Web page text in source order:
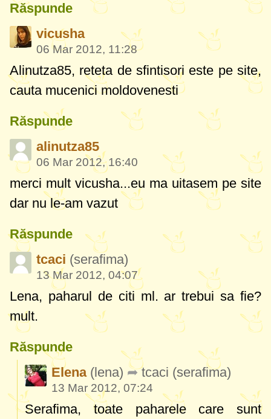
Răspunde
vicusha
06 Mar 2012, 11:28
Alinutza85, reteta de sfintisori este pe site,
cauta mucenici moldovenesti
Răspunde
alinutza85
06 Mar 2012, 16:40
merci mult vicusha...eu ma uitasem pe site
dar nu le-am vazut
Răspunde
tcaci (serafima)
13 Mar 2012, 04:07
Lena, paharul de citi ml. ar trebui sa fie?
mult.
Răspunde
Elena (lena) tcaci (serafima)
13 Mar 2012, 07:24
Serafima, toate paharele care sunt